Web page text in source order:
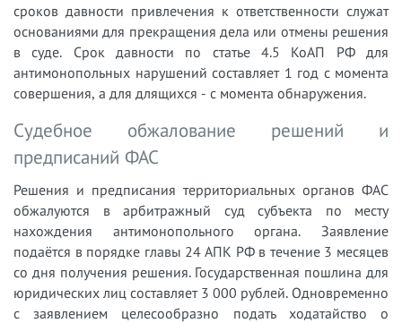
сроков давности привлечения к ответственности служат
основаниями для прекращения дела или отмены решения
в суде. Срок давности по статье 4.5 КоАП РФ для
антимонопольных нарушений составляет 1 год с момента
совершения, а для длящихся - с момента обнаружения.
Судебное обжалование решений и
предписаний ФАС
Решения и предписания территориальных органов ФАС
обжалуются в арбитражный суд субъекта по месту
нахождения антимонопольного органа. Заявление
подаётся в порядке главы 24 АПК РФ в течение 3 месяцев
со дня получения решения. Государственная пошлина для
юридических лиц составляет 3 000 рублей. Одновременно
с заявлением целесообразно подать ходатайство о